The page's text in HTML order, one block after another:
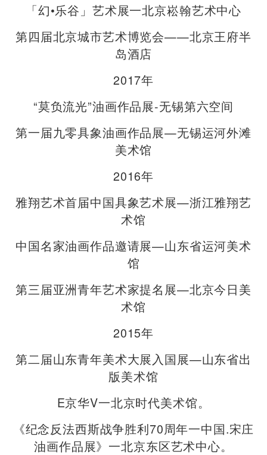
「幻•乐谷」艺术展一北京崧翰艺术中心
第四届北京城市艺术博览会——北京王府半
岛酒店
2017年
“莫负流光”油画作品展-无锡第六空间
第一届九零具象油画作品展—无锡运河外滩
美术馆
2016年
雅翔艺术首届中国具象艺术展—浙江雅翔艺
术馆
中国名家油画作品邀请展—山东省运河美术
馆
第三届亚洲青年艺术家提名展—北京今日美
术馆
2015年
第二届山东青年美术大展入国展—山东省出
版美术馆
E京华V一北京时代美术馆。
《纪念反法西斯战争胜利70周年一中国.宋庄
油画作品展》一北京东区艺术中心。